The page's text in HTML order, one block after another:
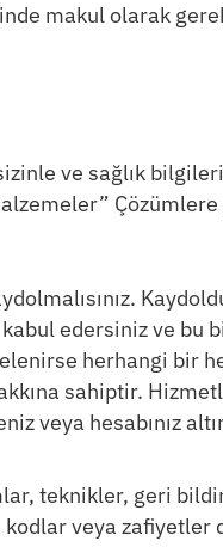
makul olarak
ve sağlık
edersiniz ve bu
herhangi bir
sahiptir.
veya hesabınız
teknikler, geri
veya zafiyetler